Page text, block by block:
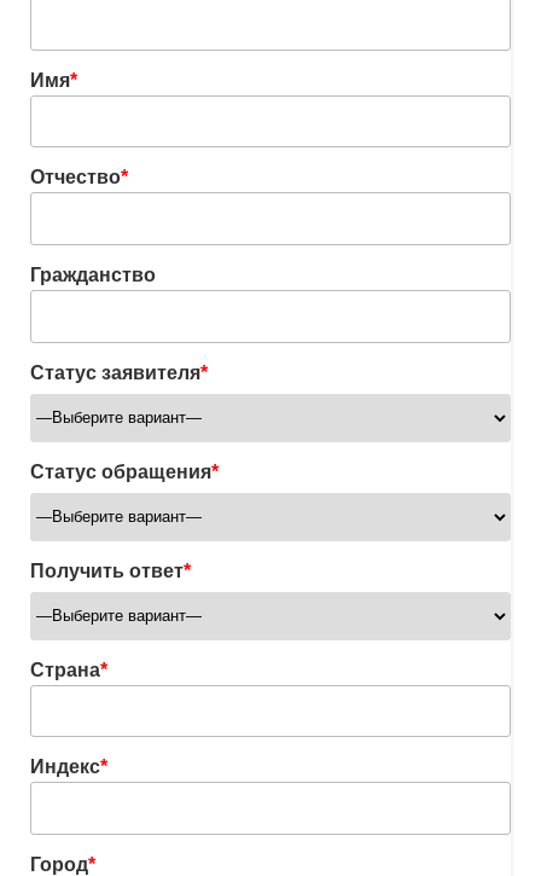
Имя*
Отчество*
Гражданство
Статус заявителя*
Статус обращения*
Получить ответ*
Страна*
Индекс*
Город*